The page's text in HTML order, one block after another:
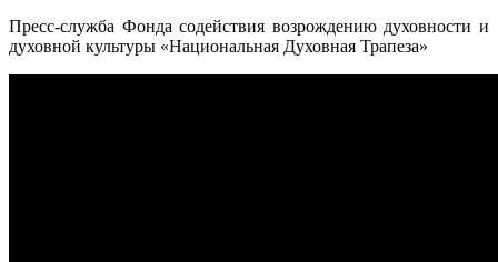
Пресс-служба Фонда содействия возрождению духовности и
духовной культуры «Национальная Духовная Трапеза»